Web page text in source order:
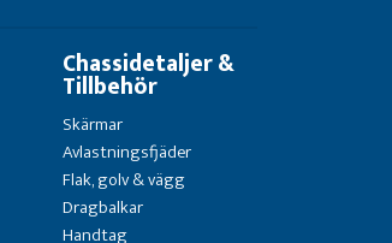
Chassidetaljer &
Tillbehör
Skärmar
Avlastningsfjäder
Flak, golv & vägg
Dragbalkar
Handtag